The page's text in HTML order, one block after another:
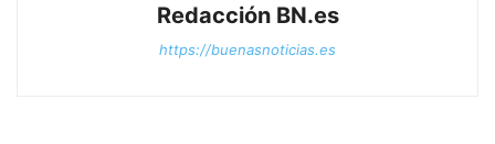
Redacción BN.es
https://buenasnoticias.es